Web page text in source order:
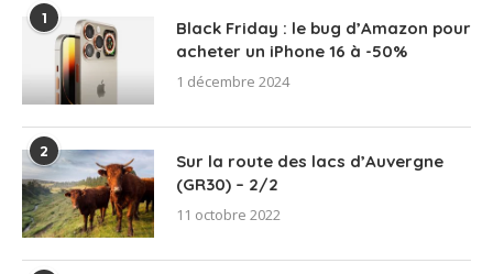
1
Black Friday : le bug d’Amazon pour
acheter un iPhone 16 à -50%
1 décembre 2024
2
Sur la route des lacs d’Auvergne
(GR30) – 2/2
11 octobre 2022